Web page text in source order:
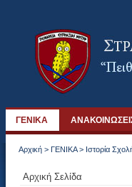
ΓΕΝΙΚΑ
Αρχική > ΓΕΝΙΚΑ> Ιστορία
Αρχική Σελίδα